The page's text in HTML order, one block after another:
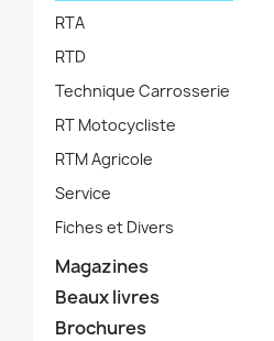
RTA
RTD
Technique Carrosserie
RT Motocycliste
RTM Agricole
Service
Fiches et Divers
Magazines
Beaux livres
Brochures